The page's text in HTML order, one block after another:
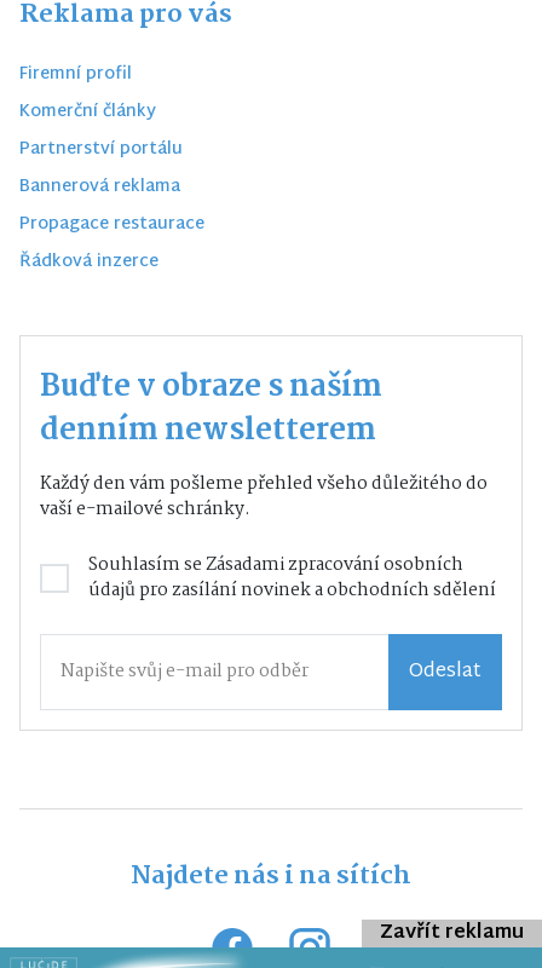
Reklama pro vás
Firemní profil
Komerční články
Partnerství portálu
Bannerová reklama
Propagace restaurace
Řádková inzerce
Buďte v obraze s naším
denním newsletterem
Každý den vám pošleme přehled všeho důležitého do
vaší e-mailové schránky.
Souhlasím seZásadami zpracování osobních
údajůpro zasílání novinek a obchodních sdělení
Odeslat
Najdete nás i na sítích
Zavřít reklamu